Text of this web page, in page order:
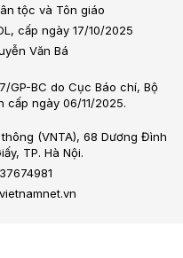
tộc và Tôn giáo
cấp ngày 17/10/2025
Văn Bá
GP-BC do Cục Báo chí, Bộ
cấp ngày 06/11/2025.
(VNTA), 68 Dương Đình
TP. Hà Nội.